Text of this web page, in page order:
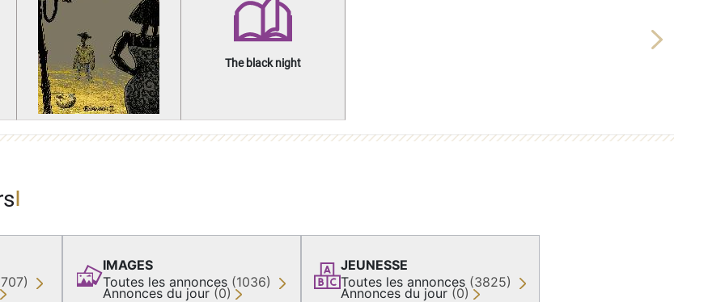
The black night
Next
IMAGES
Toutes les annonces (1036)
Annonces du jour (0)
JEUNESSE
Toutes les annonces (3825)
Annonces du jour (0)